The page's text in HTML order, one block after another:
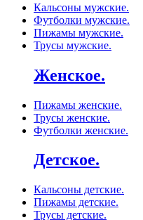
Кальсоны мужские.
Футболки мужские.
Пижамы мужские.
Трусы мужские.
Женское.
Пижамы женские.
Трусы женские.
Футболки женские.
Детское.
Кальсоны детские.
Пижамы детские.
Трусы детские.